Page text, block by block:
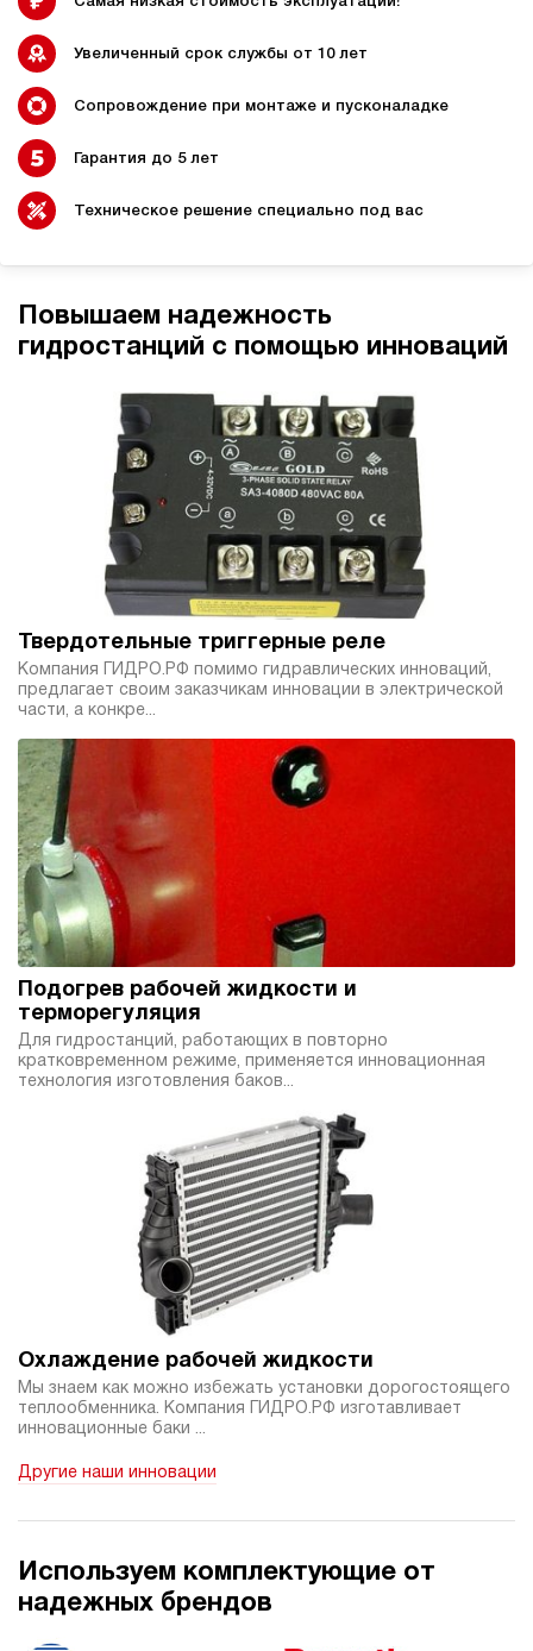
Гидростанции для
оборудования
Гидравлический цилиндр с
Гидростанции 220 Вольт для
Гидростанции для шахт
Гидростанции для смазки Гидростанции для толкателей
Увеличенный срок службы от 10 лет
Сопровождение при монтаже и пусконаладке
Гарантия до 5 лет
Техническое решение специально под вас
Повышаем надежность
гидростанций с помощью инноваций
Твердотельные триггерные реле
Компания ГИДРО.РФ помимо гидравлических инноваций,
предлагает своим заказчикам инновации в электрической
части, а конкре...
Подогрев рабочей жидкости и
терморегуляция
Для гидростанций, работающих в повторно
кратковременном режиме, применяется инновационная
технология изготовления баков...
Охлаждение рабочей жидкости
Мы знаем как можно избежать установки дорогостоящего
теплообменника. Компания ГИДРО.РФ изготавливает
инновационные баки ...
Другие наши инновации
Используем комплектующие от
надежных брендов